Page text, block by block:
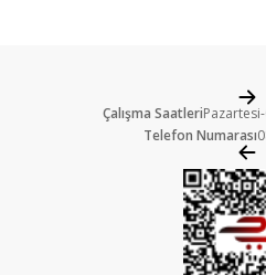
Çalışma Saatleri
Telefon Numarası